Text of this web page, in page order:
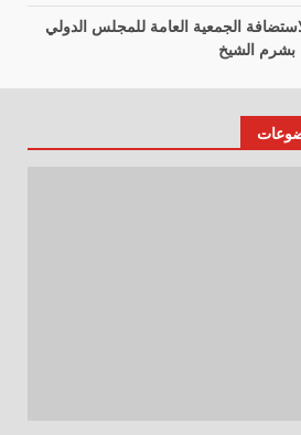
الجمعية العامة للمجلس الدولي